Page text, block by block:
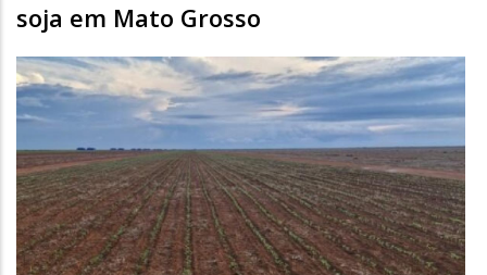
soja em Mato Grosso